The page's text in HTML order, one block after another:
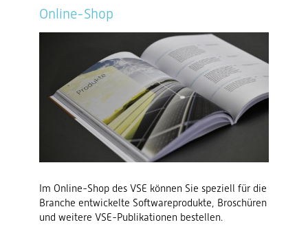
Online-Shop
Im Online-Shop des VSE können Sie speziell für die
Branche entwickelte Softwareprodukte, Broschüren
und weitere VSE-Publikationen bestellen.